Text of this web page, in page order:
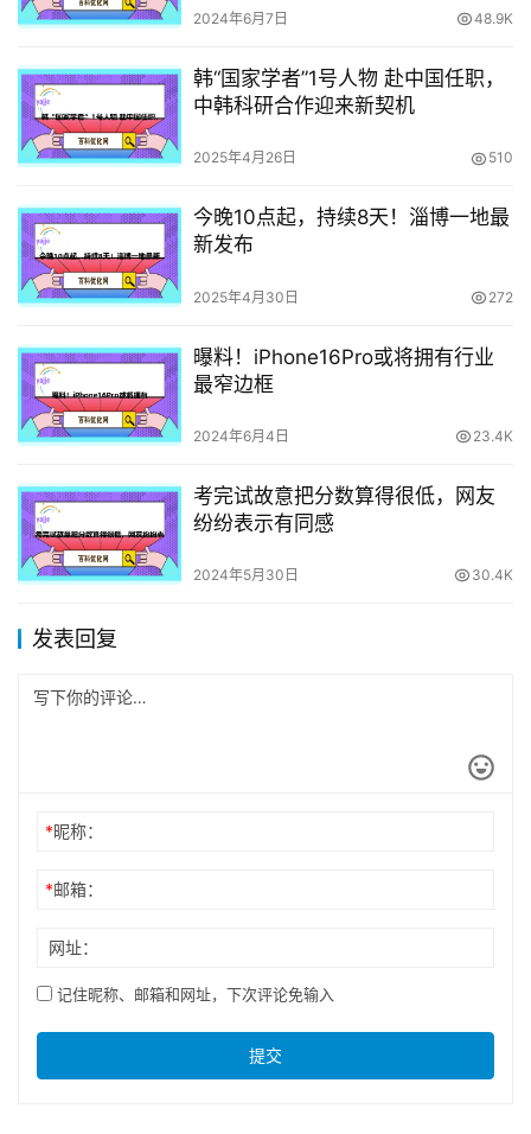
2024年6月7日 48.9K
韩“国家学者”1号人物 赴中国任职，
中韩科研合作迎来新契机
2025年4月26日 510
今晚10点起，持续8天！淄博一地最
新发布
2025年4月30日 272
曝料！iPhone16Pro或将拥有行业
最窄边框
2024年6月4日 23.4K
考完试故意把分数算得很低，网友
纷纷表示有同感
2024年5月30日 30.4K
发表回复
*昵称：
*邮箱：
网址：
记住昵称、邮箱和网址，下次评论免输入
提交